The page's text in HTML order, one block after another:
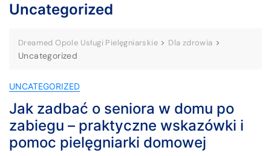
Uncategorized
Dreamed Opole Usługi Pielęgniarskie > Dla zdrowia >
Uncategorized
UNCATEGORIZED
Jak zadbać o seniora w domu po
zabiegu – praktyczne wskazówki i
pomoc pielęgniarki domowej